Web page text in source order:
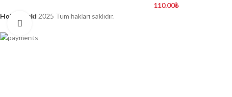
110.00₺
Hobimiyuki 2025 Tüm hakları saklıdır.